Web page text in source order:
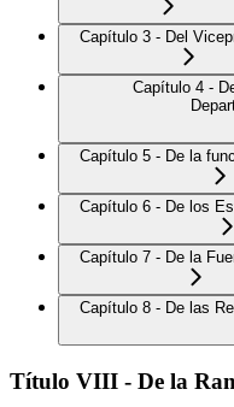
Capítulo 3 - Del
Capítulo 4 -
Capítulo 5 - De la
Capítulo 6 - De los
Capítulo 7 - De la
Capítulo 8 - De las
Título VIII - De la